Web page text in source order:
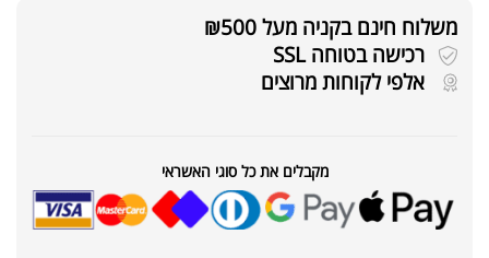
משלוח חינם בקניה מעל ₪500
רכישה בטוחה SSL
אלפי לקוחות מרוצים
מקבלים את כל סוגי האשראי